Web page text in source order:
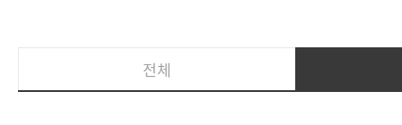
전체